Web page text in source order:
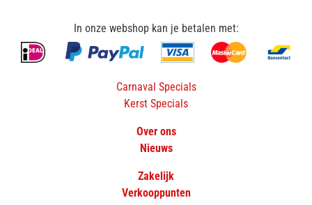
In onze webshop kan je betalen met:
Carnaval Specials
Kerst Specials
Over ons
Nieuws
Zakelijk
Verkooppunten